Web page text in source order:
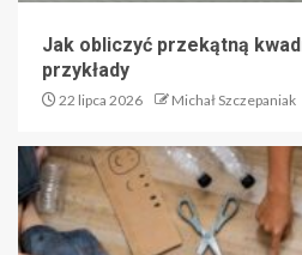
Jak obliczyć przekątną
przykłady
22 lipca 2026 Michał Szczepaniak